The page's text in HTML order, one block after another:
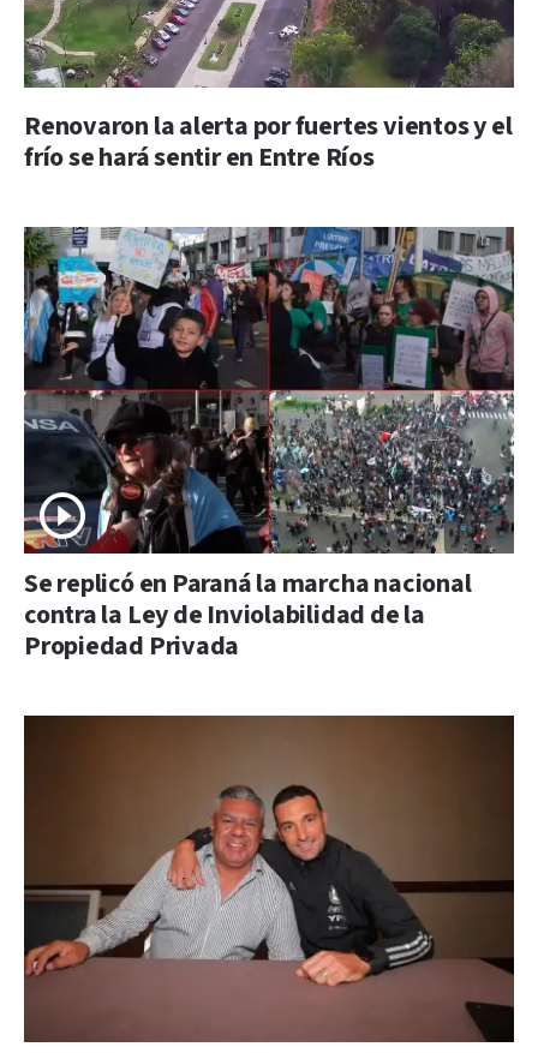
Renovaron la alerta por fuertes vientos y el
frío se hará sentir en Entre Ríos
Se replicó en Paraná la marcha nacional
contra la Ley de Inviolabilidad de la
Propiedad Privada